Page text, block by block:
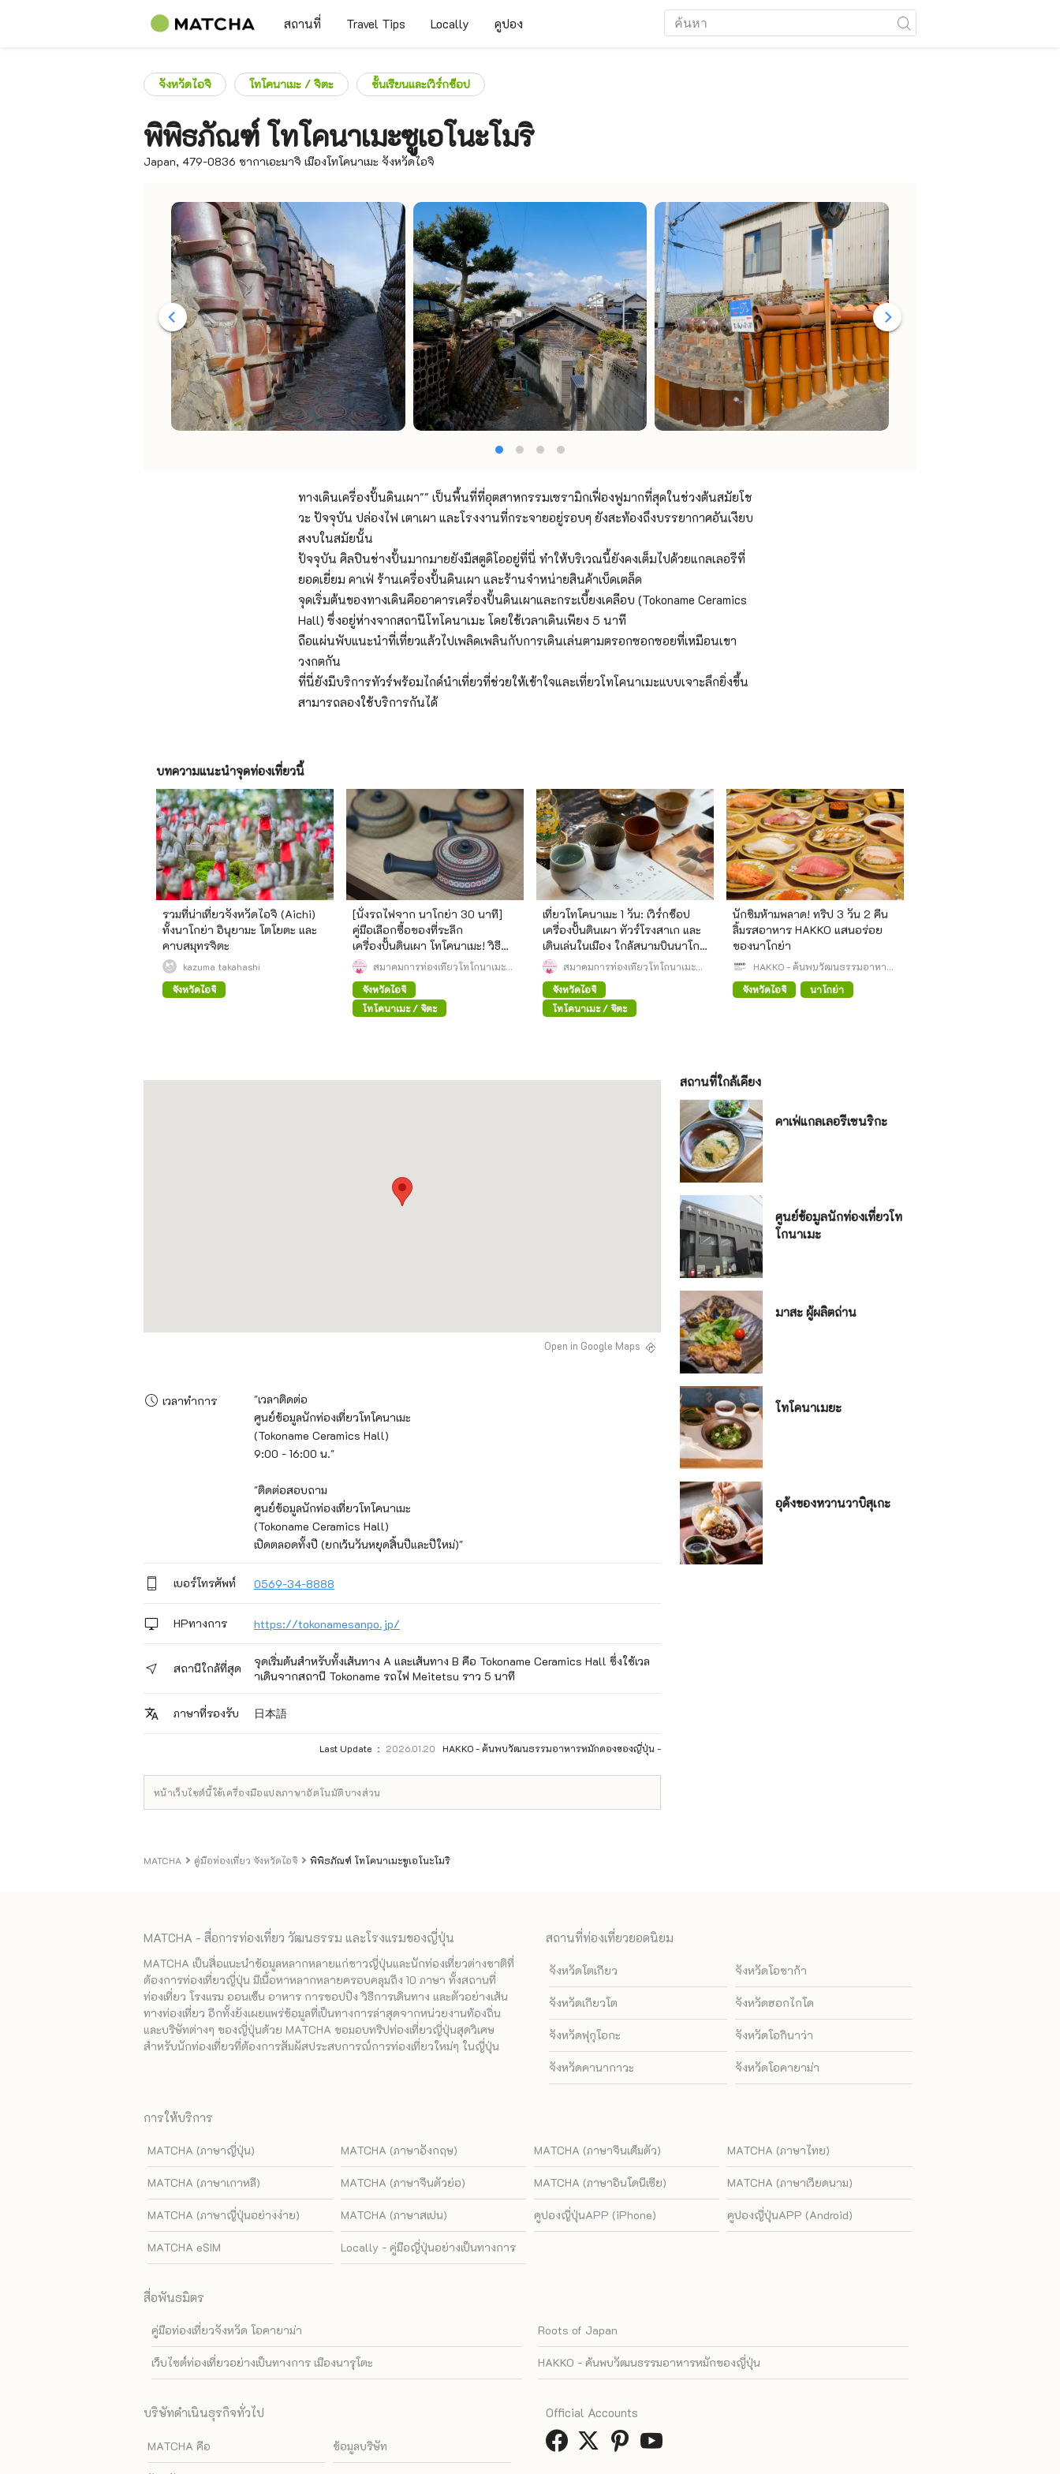
สถานที่ Travel Tips Locally คูปอง
จังหวัดไอจิ โทโคนาเมะ / จิตะ ชั้นเรียนและเวิร์กช็อป
พิพิธภัณฑ์ โทโคนาเมะซูเอโนะโมริ
Japan, 479-0836 ซากาเอะมาจิ เมืองโทโคนาเมะ จังหวัดไอจิ
ทางเดินเครื่องปั้นดินเผา"" เป็นพื้นที่ที่อุตสาหกรรมเซรามิกเฟื่องฟูมากที่สุดในช่วงต้นสมัยโช
วะ ปัจจุบัน ปล่องไฟ เตาเผา และโรงงานที่กระจายอยู่รอบๆ ยังสะท้องถึงบรรยากาศอันเงียบ
สงบในสมัยนั้น
ปัจจุบัน ศิลปินช่างปั้นมากมายยังมีสตูดิโออยู่ที่นี่ ทำให้บริเวณนี้ยังคงเต็มไปด้วยแกลเลอรีที่
ยอดเยี่ยม คาเฟ่ ร้านเครื่องปั้นดินเผา และร้านจำหน่ายสินค้าเบ็ดเตล็ด
จุดเริ่มต้นของทางเดินคืออาคารเครื่องปั้นดินเผาและกระเบี้ยงเคลือบ (Tokoname Ceramics
Hall) ซึ่งอยู่ห่างจากสถานีโทโคนาเมะ โดยใช้เวลาเดินเพียง 5 นาที
ถือแผ่นพับแนะนำที่เที่ยวแล้วไปเพลิดเพลินกับการเดินเล่นตามตรอกซอกซอยที่เหมือนเขา
วงกตกัน
ที่นี่ยังมีบริการทัวร์พร้อมไกด์นำเที่ยวที่ช่วยให้เข้าใจและเที่ยวโทโคนาเมะแบบเจาะลึกยิ่งขึ้น
สามารถลองใช้บริการกันได้
บทความแนะนำจุดท่องเที่ยวนี้
รวมที่น่าเที่ยวจังหวัดไอจิ (Aichi)
ทั้งนาโกย่า อินุยามะ โตโยตะ และ
คาบสมุทรจิตะ
kazuma takahashi
จังหวัดไอจิ
[นั่งรถไฟจาก นาโกย่า 30 นาที]
คู่มือเลือกซื้อของที่ระลึก
เครื่องปั้นดินเผา โทโคนาเมะ! วิธี
เลือกซื้อกาน้ำชา เครื่องใช้บนโต๊ะ
อาหาร และตุ๊กตา แมวกวัก
สมาคมการท่องเที่ยวโทโกนาเมะ
จังหวัดไอจิ
โทโคนาเมะ / จิตะ
เที่ยวโทโคนาเมะ 1 วัน: เวิร์กช็อป
เครื่องปั้นดินเผา ทัวร์โรงสาเก และ
เดินเล่นในเมือง ใกล้สนามบินนาโก
ย่า
สมาคมการท่องเที่ยวโทโกนาเมะ
จังหวัดไอจิ
โทโคนาเมะ / จิตะ
นักชิมห้ามพลาด! ทริป 3 วัน 2 คืน
ลิ้มรสอาหาร HAKKO แสนอร่อย
ของนาโกย่า
HAKKO - ค้นพบวัฒนธรรมอาหาร
จังหวัดไอจิ
นาโกย่า
Open in Google Maps
เวลาทำการ
"เวลาติดต่อ
ศูนย์ข้อมูลนักท่องเที่ยวโทโคนาเมะ
(Tokoname Ceramics Hall)
9:00 - 16:00 น."
"ติดต่อสอบถาม
ศูนย์ข้อมูลนักท่องเที่ยวโทโคนาเมะ
(Tokoname Ceramics Hall)
เปิดตลอดทั้งปี (ยกเว้นวันหยุดสิ้นปีและปีใหม่)"
เบอร์โทรศัพท์ 0569-34-8888
HPทางการ https://tokonamesanpo.jp/
สถานีใกล้ที่สุด
จุดเริ่มต้นสำหรับทั้งเส้นทาง A และเส้นทาง B คือ Tokoname Ceramics Hall ซึ่งใช้เวล
าเดินจากสถานี Tokoname รถไฟ Meitetsu ราว 5 นาที
ภาษาที่รองรับ 日本語
Last Update ： 2026.01.20 HAKKO - ค้นพบวัฒนธรรมอาหารหมักดองของญี่ปุ่น -
หน้าเว็บไซต์นี้ใช้เครื่องมือแปลภาษาอัตโนมัติบางส่วน
สถานที่ใกล้เคียง
คาเฟ่แกลเลอรีเซนริกะ
ศูนย์ข้อมูลนักท่องเที่ยวโท
โกนาเมะ
มาสะ ผู้ผลิตถ่าน
โทโคนาเมยะ
อุด้งของหวานวาบิสุเกะ
MATCHA คู่มือท่องเที่ยว จังหวัดไอจิ พิพิธภัณฑ์ โทโคนาเมะซูเอโนะโมริ
MATCHA - สื่อการท่องเที่ยว วัฒนธรรม และโรงแรมของญี่ปุ่น
MATCHA เป็นสื่อแนะนำข้อมูลหลากหลายแก่ชาวญี่ปุ่นและนักท่องเที่ยวต่างชาติที่
ต้องการท่องเที่ยวญี่ปุ่น มีเนื้อหาหลากหลายครอบคลุมถึง 10 ภาษา ทั้งสถานที่
ท่องเที่ยว โรงแรม ออนเซ็น อาหาร การชอปปิง วิธีการเดินทาง และตัวอย่างเส้น
ทางท่องเที่ยว อีกทั้งยังเผยแพร่ข้อมูลที่เป็นทางการล่าสุดจากหน่วยงานท้องถิ่น
และบริษัทต่างๆ ของญี่ปุ่นด้วย MATCHA ขอมอบทริปท่องเที่ยวญี่ปุ่นสุดวิเศษ
สำหรับนักท่องเที่ยวที่ต้องการสัมผัสประสบการณ์การท่องเที่ยวใหม่ๆ ในญี่ปุ่น
สถานที่ท่องเที่ยวยอดนิยม
จังหวัดโตเกียว จังหวัดโอซาก้า
จังหวัดเกียวโต จังหวัดฮอกไกโด
จังหวัดฟุกุโอกะ จังหวัดโอกินาว่า
จังหวัดคานากาวะ จังหวัดโอคายาม่า
การให้บริการ
MATCHA (ภาษาญี่ปุ่น) MATCHA (ภาษาอังกฤษ) MATCHA (ภาษาจีนเต็มตัว) MATCHA (ภาษาไทย)
MATCHA (ภาษาเกาหลี) MATCHA (ภาษาจีนตัวย่อ) MATCHA (ภาษาอินโดนีเซีย) MATCHA (ภาษาเวียดนาม)
MATCHA (ภาษาญี่ปุ่นอย่างง่าย) MATCHA (ภาษาสเปน) คูปองญี่ปุ่นAPP (iPhone) คูปองญี่ปุ่นAPP (Android)
MATCHA eSIM Locally - คู่มือญี่ปุ่นอย่างเป็นทางการ
สื่อพันธมิตร
คู่มือท่องเที่ยวจังหวัด โอคายาม่า Roots of Japan
เว็บไซต์ท่องเที่ยวอย่างเป็นทางการ เมืองนารุโตะ HAKKO - ค้นพบวัฒนธรรมอาหารหมักของญี่ปุ่น
บริษัทดำเนินธุรกิจทั่วไป
MATCHA คือ ข้อมูลบริษัท
Official Accounts